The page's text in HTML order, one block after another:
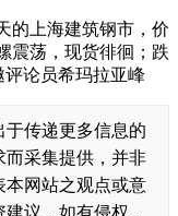
的上海建筑钢市，价
震荡，现货徘徊；跌
论员希玛拉亚峰
传递更多信息的
而采集提供，并非
本网站之观点或意